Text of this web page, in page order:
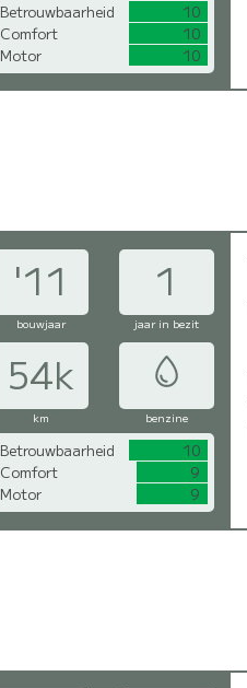
Betrouwbaarheid
10
Comfort
10
Motor
10
'11 1
bouwjaar jaar in bezit
54k
km benzine
Betrouwbaarheid
10
Comfort
9
Motor
9